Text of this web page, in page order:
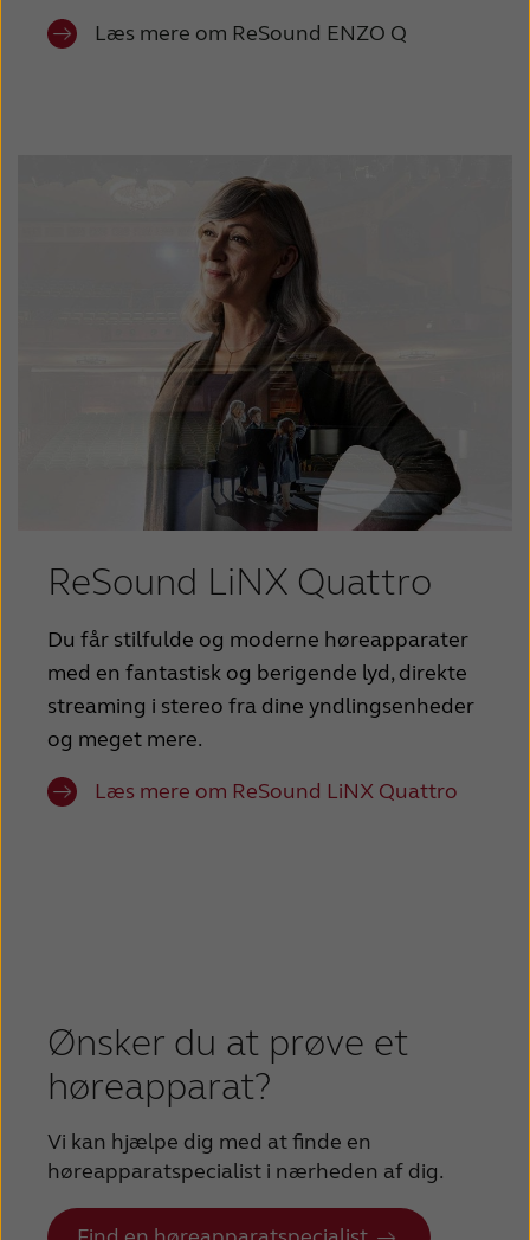
Læs mere om ReSound ENZO Q
ReSound LiNX Quattro
Du får stilfulde og moderne høreapparater
med en fantastisk og berigende lyd, direkte
streaming i stereo fra dine yndlingsenheder
og meget mere.
Læs mere om ReSound LiNX Quattro
Ønsker du at prøve et
høreapparat?
Vi kan hjælpe dig med at finde en
høreapparatspecialist i nærheden af dig.